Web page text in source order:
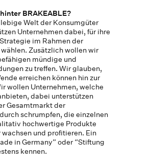
BRAKEABLE?
Welt der Konsumgüter
Unternehmen dabei, für ihre
im Rahmen der
Zusätzlich wollen wir
mündige und
zu treffen. Wir glauben,
erreichen können hin zur
wollen Unternehmen, welche
dabei unterstützen
Gesamtmarkt der
schrumpfen, die einzelnen
hochwertige Produkte
und profitieren. Ein
in Germany” oder “Stiftung
kennen.